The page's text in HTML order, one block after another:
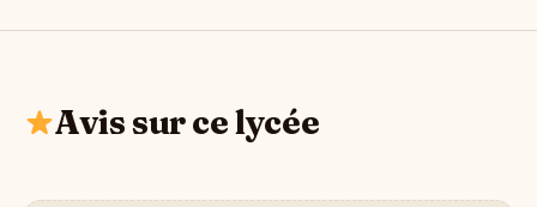
Avis sur ce lycée